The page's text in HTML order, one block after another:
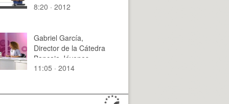
8:20 · 2012
Gabriel García,
Director de la Cátedra
Bancaja Jóvenes
Emprendedores en
11:05 · 2014